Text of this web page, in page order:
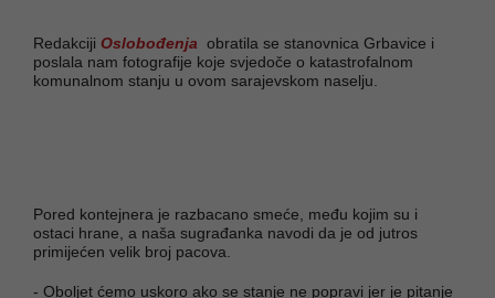
Redakciji Oslobođenja obratila se stanovnica Grbavice i
poslala nam fotografije koje svjedoče o katastrofalnom
komunalnom stanju u ovom sarajevskom naselju.
Pored kontejnera je razbacano smeće, među kojim su i
ostaci hrane, a naša sugrađanka navodi da je od jutros
primijećen velik broj pacova.
- Oboljet ćemo uskoro ako se stanje ne popravi jer je pitanje